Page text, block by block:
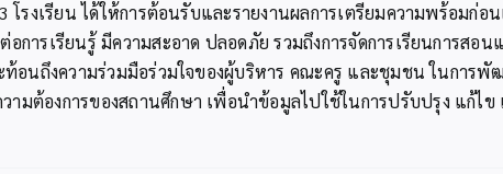
รงเรียน ได้ให้การต้อนรับและรายงานผลการเตรียมความพร้อมก่
การเรียนรู้ มีความสะอาด ปลอดภัย รวมถึงการจัดการเรียนการสอ
ท้อนถึงความร่วมมือร่วมใจของผู้บริหาร คณะครู และชุมชน ในการ
ต้องการของสถานศึกษา เพื่อนำข้อมูลไปใช้ในการปรับปรุง แก้ไข